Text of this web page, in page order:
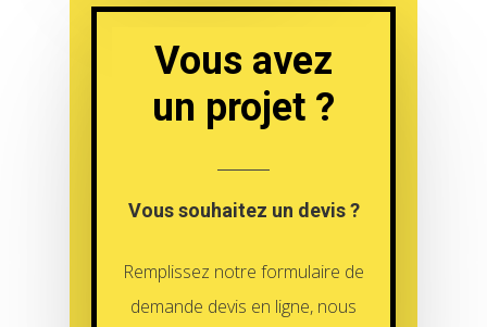
Vous avez
un projet ?
Vous souhaitez un devis ?
Remplissez notre formulaire de
demande devis en ligne, nous